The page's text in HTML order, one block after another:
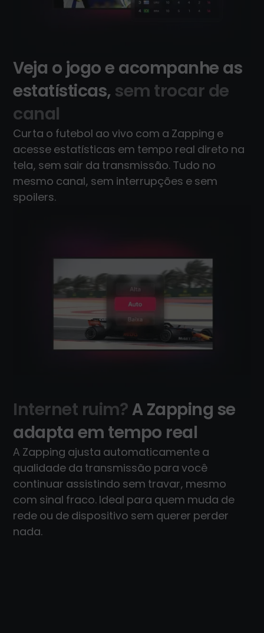
Veja o jogo e acompanhe as
estatísticas, sem trocar de
canal
Curta o futebol ao vivo com a Zapping e
acesse estatísticas em tempo real direto na
tela, sem sair da transmissão. Tudo no
mesmo canal, sem interrupções e sem
spoilers.
Internet ruim?A Zapping se
adapta em tempo real
A Zapping ajusta automaticamente a
qualidade da transmissão para você
continuar assistindo sem travar, mesmo
com sinal fraco. Ideal para quem muda de
rede ou de dispositivo sem querer perder
nada.